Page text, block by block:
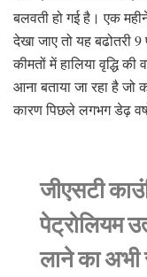
बलवती हो गई है। एक
देखा जाए तो यह बढोतरी
कीमतों में हालिया वृद्धि
आना बताया जा रहा है जो
कारण पिछले लगभग डेढ़
जीएसटी
पेट्रोलियम
लाने का अभी